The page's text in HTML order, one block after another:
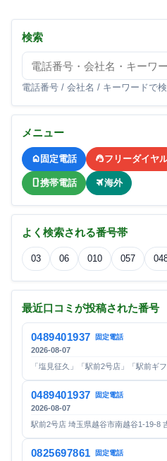
検索
電話番号 / 会社名 / キーワードで検
メニュー
固定電話 フリーダイヤ
携帯電話 海外
よく検索される番号帯
03 06 010 057
最近口コミが投稿された番号
0489401937 固定電話
2026-08-07
「塩見征久」「駅前2号店」「駅前ギ
0489401937 固定電話
2026-08-07
駅前2号店 埼玉県越谷市南越谷1-19-8
0825697861 固定電話